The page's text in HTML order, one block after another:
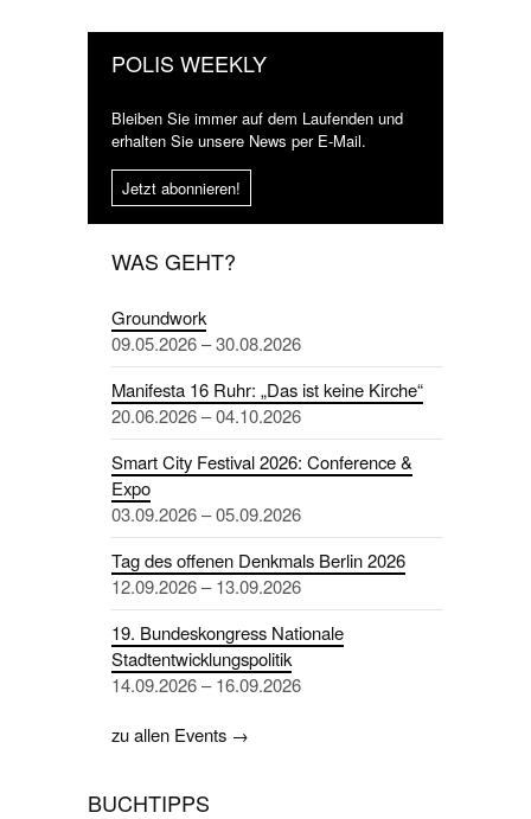
POLIS WEEKLY
Bleiben Sie immer auf dem Laufenden und
erhalten Sie unsere News per E-Mail.
Jetzt abonnieren!
WAS GEHT?
Groundwork
09.05.2026 – 30.08.2026
Manifesta 16 Ruhr: „Das ist keine Kirche“
20.06.2026 – 04.10.2026
Smart City Festival 2026: Conference &
Expo
03.09.2026 – 05.09.2026
Tag des offenen Denkmals Berlin 2026
12.09.2026 – 13.09.2026
19. Bundeskongress Nationale
Stadtentwicklungspolitik
14.09.2026 – 16.09.2026
zu allen Events →
BUCHTIPPS